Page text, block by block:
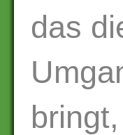
das